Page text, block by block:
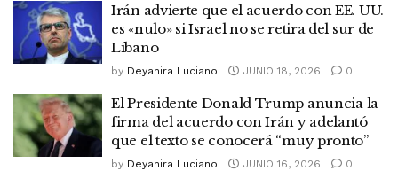
Irán advierte que el acuerdo con EE. UU.
es «nulo» si Israel no se retira del sur de
Líbano
by Deyanira Luciano JUNIO 18, 2026 0
El Presidente Donald Trump anuncia la
firma del acuerdo con Irán y adelantó
que el texto se conocerá “muy pronto”
by Deyanira Luciano JUNIO 16, 2026 0